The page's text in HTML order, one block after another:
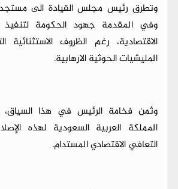
وتطرق رئيس مجلس القيادة الى
وفي المقدمة جهود الحكومة لتنفيذ
الاقتصادية، رغم الظروف
المليشيات الحوثية الارهابية.
وثمن فخامة الرئيس في هذا
المملكة العربية السعودية لهذه
التعافي الاقتصادي المستدام.